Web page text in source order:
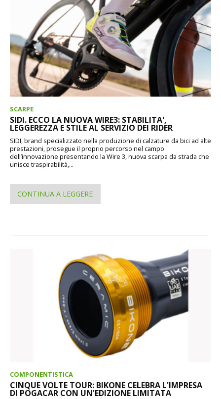
SCARPE
SIDI. ECCO LA NUOVA WIRE3: STABILITA',
LEGGEREZZA E STILE AL SERVIZIO DEI RIDER
SIDI, brand specializzato nella produzione di calzature da bici ad alte
prestazioni, prosegue il proprio percorso nel campo
dell’innovazione presentando la Wire 3, nuova scarpa da strada che
unisce traspirabilità,...
CONTINUA A LEGGERE
COMPONENTISTICA
CINQUE VOLTE TOUR: BIKONE CELEBRA L'IMPRESA
DI POGACAR CON UN'EDIZIONE LIMITATA